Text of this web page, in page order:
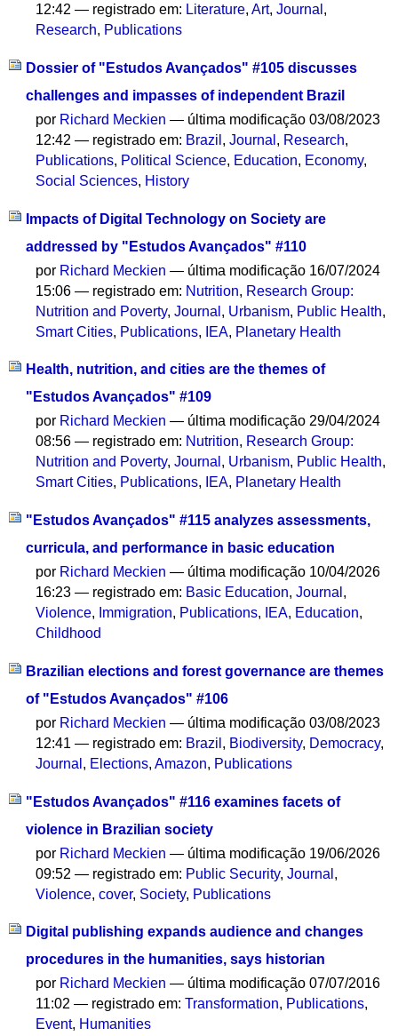
12:42— registrado em: Literature,Art,Journal ,
Research, Publications
Dossier of "Estudos Avançados" #105 discusses
challenges and impasses of independent Brazil
por Richard Meckien — última modificação 03/08/2023
12:42— registrado em: Brazil ,Journal , Research,
Publications, Political Science, Education, Economy,
Social Sciences, History
Impacts of Digital Technology on Society are
addressed by "Estudos Avançados" #110
por Richard Meckien — última modificação 16/07/2024
15:06— registrado em: Nutrition, Research Group:
Nutrition and Poverty,Journal , Urbanism, Public Health,
Smart Cities, Publications, IEA, Planetary Health
Health, nutrition, and cities are the themes of
"Estudos Avançados" #109
por Richard Meckien — última modificação 29/04/2024
08:56— registrado em: Nutrition, Research Group:
Nutrition and Poverty,Journal , Urbanism, Public Health,
Smart Cities, Publications, IEA, Planetary Health
"Estudos Avançados" #115 analyzes assessments,
curricula, and performance in basic education
por Richard Meckien — última modificação 10/04/2026
16:23— registrado em: Basic Education,Journal ,
Violence, Immigration, Publications, IEA, Education,
Childhood
Brazilian elections and forest governance are themes
of "Estudos Avançados" #106
por Richard Meckien — última modificação 03/08/2023
12:41— registrado em: Brazil , Biodiversity, Democracy,
Journal , Elections,Amazon, Publications
"Estudos Avançados" #116 examines facets of
violence in Brazilian society
por Richard Meckien — última modificação 19/06/2026
09:52— registrado em: Public Security,Journal ,
Violence,cover, Society, Publications
Digital publishing expands audience and changes
procedures in the humanities, says historian
por Richard Meckien — última modificação 07/07/2016
11:02— registrado em:Transformation, Publications,
Event, Humanities